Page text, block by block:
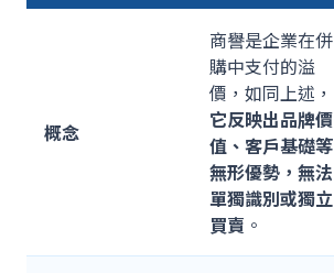
概念
商譽是企業在併
購中支付的溢
價，如同上述，
它反映出品牌價
值、客戶基礎等
無形優勢，無法
單獨識別或獨立
買賣 。